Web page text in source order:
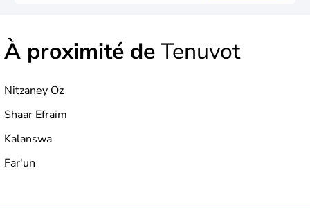
À proximité deTenuvot
Nitzaney Oz
Shaar Efraim
Kalanswa
Far'un